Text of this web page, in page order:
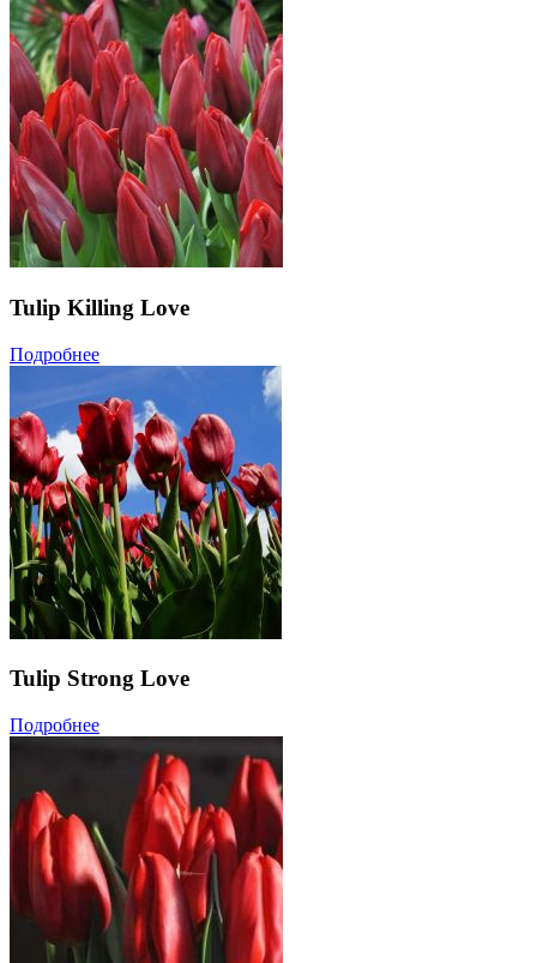
Tulip Killing Love
Подробнее
Tulip Strong Love
Подробнее